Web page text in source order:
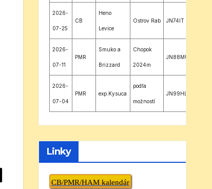
2026-
07-25
CB
Heno
Levice
Ostrov Rab JN74IT
2026-
07-11
PMR
Smuko a
Brizzard
Chopok
2024m
JN88MU
2026-
07-04
PMR exp.Kysuca
podľa
možností
JN99HL
Linky
CB/PMR/HAM kalendár